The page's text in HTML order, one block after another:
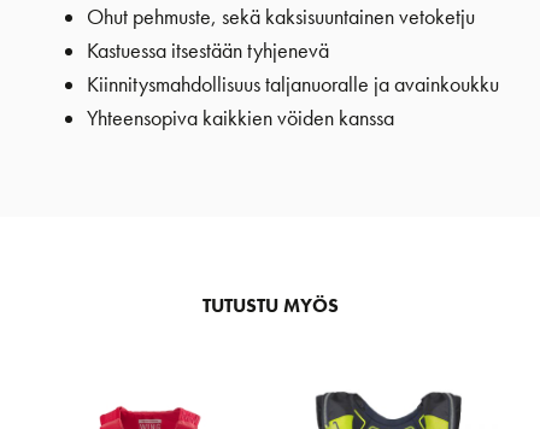
Ohut pehmuste, sekä kaksisuuntainen vetoketju
Kastuessa itsestään tyhjenevä
Kiinnitysmahdollisuus taljanuoralle ja avainkoukku
Yhteensopiva kaikkien vöiden kanssa
TUTUSTU MYÖS